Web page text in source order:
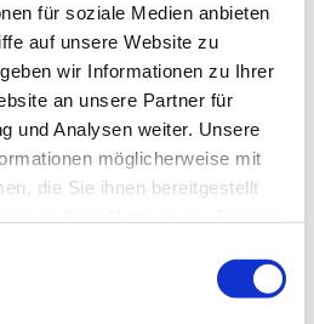
für soziale Medien anbieten
auf unsere Website zu
wir Informationen zu Ihrer
an unsere Partner für
und Analysen weiter. Unsere
möglicherweise mit
die Sie ihnen bereitgestellt
Sie auch